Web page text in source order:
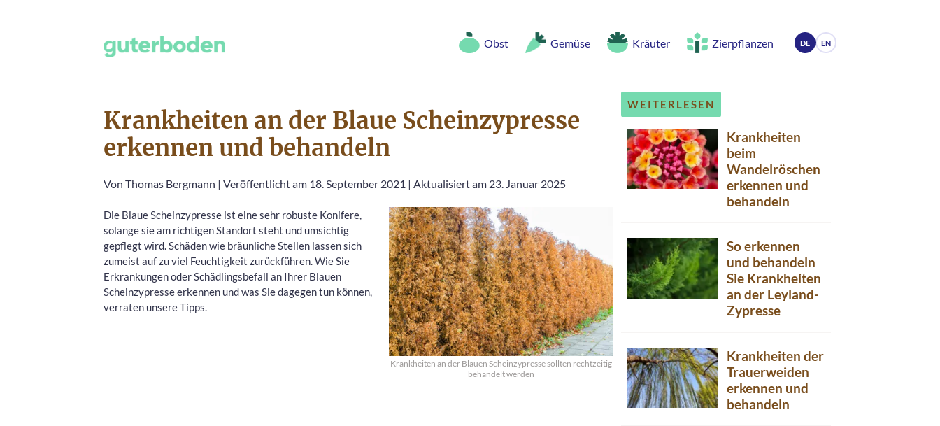
Obst Gemüse Kräuter Zierpflanzen DE EN
Krankheiten an der Blaue Scheinzypresse
erkennen und behandeln
Von Thomas Bergmann | Veröffentlicht am 18. September 2021 | Aktualisiert am 23. Januar 2025
Krankheiten an der Blauen Scheinzypresse sollten rechtzeitig
behandelt werden
Die Blaue Scheinzypresse ist eine sehr robuste Konifere,
solange sie am richtigen Standort steht und umsichtig
gepflegt wird. Schäden wie bräunliche Stellen lassen sich
zumeist auf zu viel Feuchtigkeit zurückführen. Wie Sie
Erkrankungen oder Schädlingsbefall an Ihrer Blauen
Scheinzypresse erkennen und was Sie dagegen tun können,
verraten unsere Tipps.
WEITERLESEN
Krankheiten
beim
Wandelröschen
erkennen und
behandeln
So erkennen
und behandeln
Sie Krankheiten
an der Leyland-
Zypresse
Krankheiten der
Trauerweiden
erkennen und
behandeln